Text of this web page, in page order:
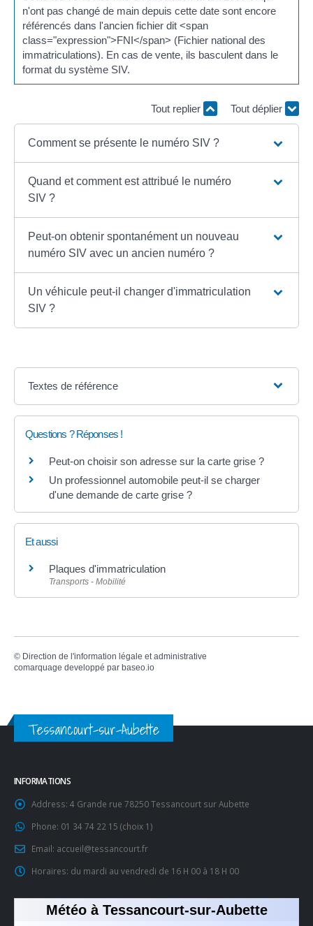
n'ont pas changé de main depuis cette date sont encore
référencés dans l'ancien fichier dit <span
class="expression">FNI</span> (Fichier national des
immatriculations). En cas de vente, ils basculent dans le
format du système SIV.
Tout replier Tout déplier
Comment se présente le numéro SIV ?
Quand et comment est attribué le numéro
SIV ?
Peut-on obtenir spontanément un nouveau
numéro SIV avec un ancien numéro ?
Un véhicule peut-il changer d'immatriculation
SIV ?
Textes de référence
Questions ? Réponses !
Peut-on choisir son adresse sur la carte grise ?
Un professionnel automobile peut-il se charger
d'une demande de carte grise ?
Et aussi
Plaques d'immatriculation
Transports - Mobilité
© Direction de l'information légale et administrative
comarquage developpé par baseo.io
Tessancourt-sur-Aubette
INFORMATIONS
Address: 4 Grande rue 78250 Tessancourt sur Aubette
Phone: 01 34 74 22 15 (choix 1)
Email: accueil@tessancourt.fr
Horaires: du mardi au vendredi de 16 H 00 à 18 H 00
Météo à Tessancourt-sur-Aubette